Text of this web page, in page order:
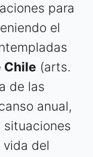
para
el
Chile (arts.
de las
anual,
situaciones
del